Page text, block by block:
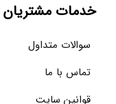
خدمات مشتریان
سوالات متداول
تماس با ما
قوانین سایت